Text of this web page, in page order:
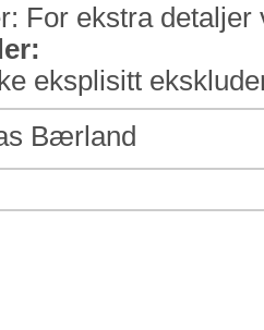
For ekstra detaljer
eksplisitt
Bærland